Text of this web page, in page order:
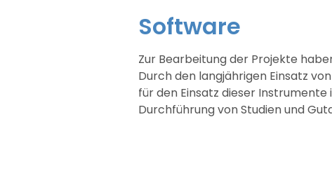
Software
Zur Bearbeitung der Projekte
Durch den langjährigen Einsatz
für den Einsatz dieser
Durchführung von Studien und